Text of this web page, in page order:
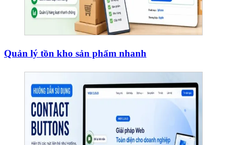
Quản lý tồn kho sản phẩm nhanh